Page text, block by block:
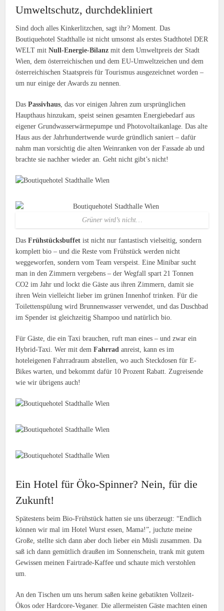
Umweltschutz, durchdekliniert
Sind doch alles Kinkerlitzchen, sagt ihr? Moment. Das
Boutiquehotel Stadthalle ist nicht umsonst als erstes Stadthotel DER
WELT mit Null-Energie-Bilanz mit dem Umweltpreis der Stadt
Wien, dem österreichischen und dem EU-Umweltzeichen und dem
österreichischen Staatspreis für Tourismus ausgezeichnet worden –
um nur einige der Awards zu nennen.
DasPassivhaus, das vor einigen Jahren zum ursprünglichen
Haupthaus hinzukam, speist seinen gesamten Energiebedarf aus
eigener Grundwasserwärmepumpe und Photovoltaikanlage. Das alte
Haus aus der Jahrhundertwende wurde gründlich saniert – dafür
nahm man vorsichtig die alten Weinranken von der Fassade ab und
brachte sie nachher wieder an. Geht nicht gibt’s nicht!
Grüner wird’s nicht…
DasFrühstücksbuffet ist nicht nur fantastisch vielseitig, sondern
komplett bio – und die Reste vom Frühstück werden nicht
weggeworfen, sondern vom Team verspeist. Eine Minibar sucht
man in den Zimmern vergebens – der Wegfall spart 21 Tonnen
CO2 im Jahr und lockt die Gäste aus ihren Zimmern, damit sie
ihren Wein vielleicht lieber im grünen Innenhof trinken. Für die
Toilettenspülung wird Brunnenwasser verwendet, und das Duschbad
im Spender ist gleichzeitig Shampoo und natürlich bio.
Für Gäste, die ein Taxi brauchen, ruft man eines – und zwar ein
Hybrid-Taxi. Wer mit demFahrrad anreist, kann es im
hoteleigenen Fahrradraum abstellen, wo auch Steckdosen für E-
Bikes warten, und bekommt dafür 10 Prozent Rabatt. Zugreisende
wie wir übrigens auch!
Ein Hotel für Öko-Spinner? Nein, für die
Zukunft!
Spätestens beim Bio-Frühstück hatten sie uns überzeugt: “Endlich
können wir mal im Hotel Wurst essen, Mama!”, juchzte meine
Große, stellte sich dann aber doch lieber ein Müsli zusammen. Da
saß ich dann gemütlich draußen im Sonnenschein, trank mit gutem
Gewissen meinen Fairtrade-Kaffee und schaute mich verstohlen
um.
An den Tischen um uns herum saßen keine gebatikten Vollzeit-
Ökos oder Hardcore-Veganer. Die allermeisten Gäste machten einen